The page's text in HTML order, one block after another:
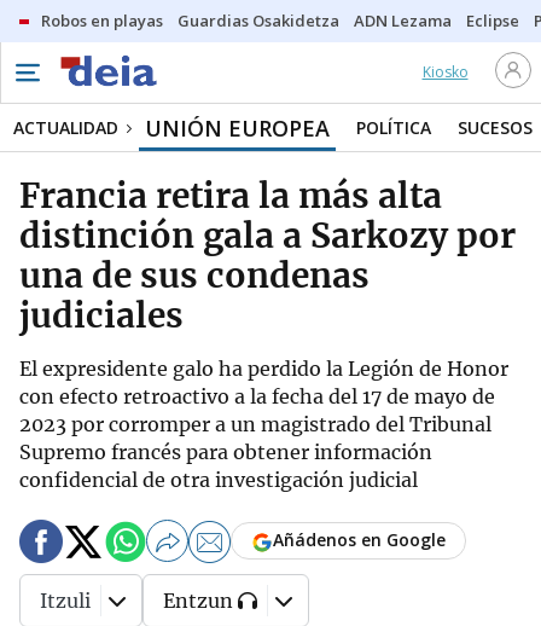
Robos en playas Guardias Osakidetza ADN Lezama Eclipse
Kiosko
ACTUALIDAD UNIÓN EUROPEA POLÍTICA SUCESOS
Francia retira la más alta
distinción gala a Sarkozy por
una de sus condenas
judiciales
El expresidente galo ha perdido la Legión de Honor
con efecto retroactivo a la fecha del 17 de mayo de
2023 por corromper a un magistrado del Tribunal
Supremo francés para obtener información
confidencial de otra investigación judicial
Añádenos en Google
Itzuli Entzun